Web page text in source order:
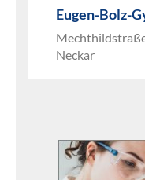
Eugen-Bolz-
Neckar